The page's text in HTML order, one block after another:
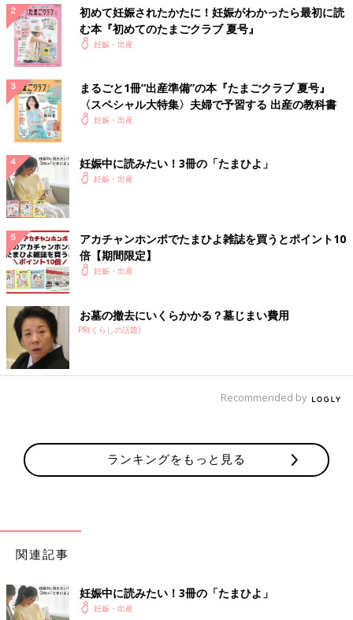
初めて妊娠されたかたに！妊娠がわかったら最初に読
む本『初めてのたまごクラブ 夏号』
妊娠・出産
まるごと1冊“出産準備”の本『たまごクラブ 夏号』
〈スペシャル大特集〉夫婦で予習する 出産の教科書
妊娠・出産
妊娠中に読みたい！3冊の「たまひよ」
妊娠・出産
アカチャンホンポでたまひよ雑誌を買うとポイント10
倍【期間限定】
妊娠・出産
お墓の撤去にいくらかかる？墓じまい費用
PR(くらしの話題)
Recommended by
ランキングをもっと見る
関連記事
妊娠中に読みたい！3冊の「たまひよ」
妊娠・出産